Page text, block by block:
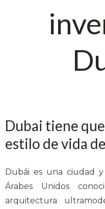
Dubai tiene
estilo de vida
Dubái es una ciudad
Árabes Unidos
arquitectura